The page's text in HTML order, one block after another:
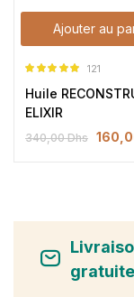
Ajouter au
sur 5
121
Huile
ELIXIR
340,00Dhs
gratuite